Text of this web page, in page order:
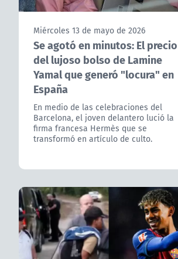
Miércoles 13 de mayo de 2026
Se agotó en minutos: El precio
del lujoso bolso de Lamine
Yamal que generó "locura" en
España
En medio de las celebraciones del
Barcelona, el joven delantero lució la
firma francesa Hermès que se
transformó en artículo de culto.